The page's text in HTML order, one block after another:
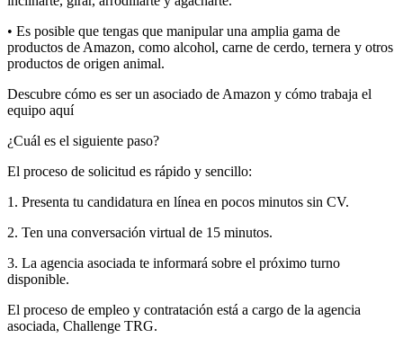
• Es posible que tengas que manipular una amplia gama de
productos de Amazon, como alcohol, carne de cerdo, ternera y otros
productos de origen animal.
Descubre cómo es ser un asociado de Amazon y cómo trabaja el
equipo aquí
¿Cuál es el siguiente paso?
El proceso de solicitud es rápido y sencillo:
1. Presenta tu candidatura en línea en pocos minutos sin CV.
2. Ten una conversación virtual de 15 minutos.
3. La agencia asociada te informará sobre el próximo turno
disponible.
El proceso de empleo y contratación está a cargo de la agencia
asociada, Challenge TRG.